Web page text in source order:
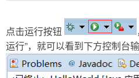
点击运行按钮
运行”，就可以看到下方控制台输